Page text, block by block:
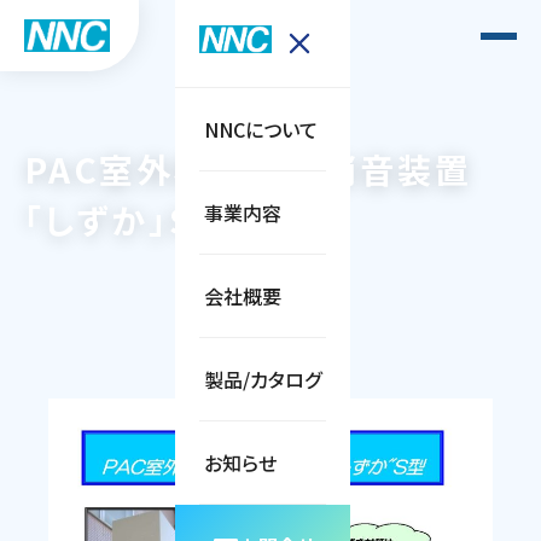
NNCについて
事業内容
会社概要
製品/カタログ
お知らせ
PAC室外機吐出用消音装置
「しずか」S型